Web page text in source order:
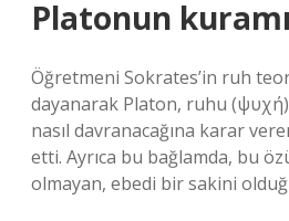
Platonun
Öğretmeni Sokrates’in ruh
dayanarak Platon, ruhu
nasıl davranacağına karar
etti. Ayrıca bu bağlamda, bu
olmayan, ebedi bir sakini